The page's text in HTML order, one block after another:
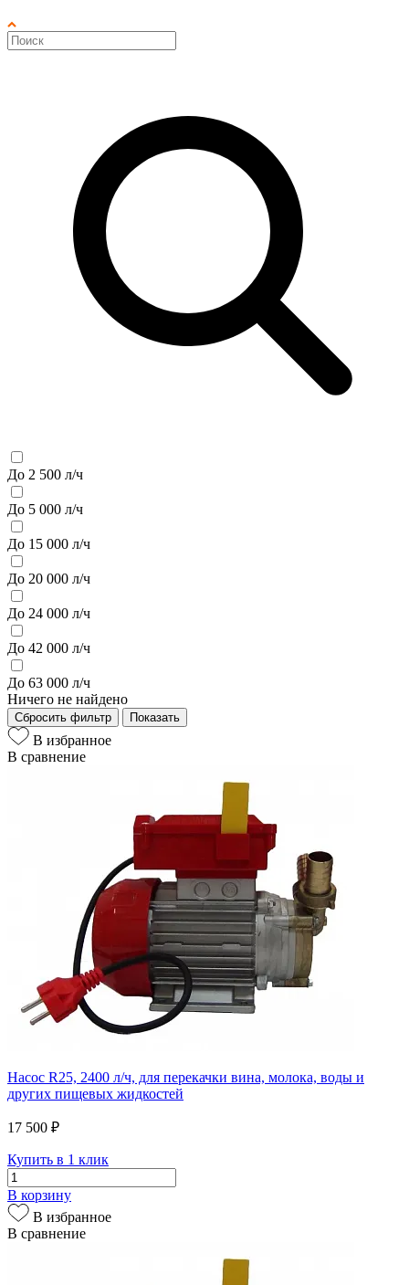
До 2 500 л/ч
До 5 000 л/ч
До 15 000 л/ч
До 20 000 л/ч
До 24 000 л/ч
До 42 000 л/ч
До 63 000 л/ч
Ничего не найдено
Сбросить фильтр Показать
В избранное
В сравнение
Насос R25, 2400 л/ч, для перекачки вина, молока, воды и
других пищевых жидкостей
17 500 ₽
Купить в 1 клик
В корзину
В избранное
В сравнение